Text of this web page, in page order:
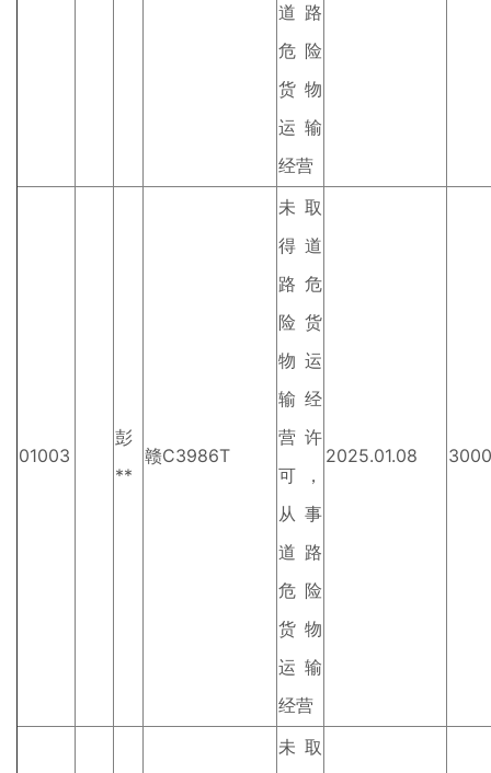
道路
危险
货物
运输
经营
01003
彭
**
赣C3986T
未取
得道
路危
险货
物运
输经
营许
可，
从事
道路
危险
货物
运输
经营
2025.01.08
未取